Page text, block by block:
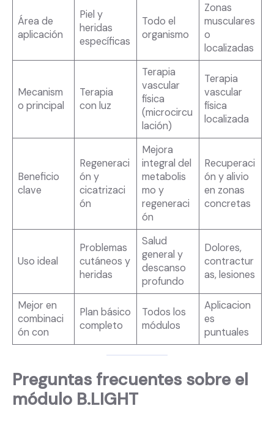
Área de
aplicación
Piel y
heridas
específicas
Todo el
organismo
Zonas
musculares
o
localizadas
Mecanism
o principal
Terapia
con luz
Terapia
vascular
física
(microcircu
lación)
Terapia
vascular
física
localizada
Beneficio
clave
Regeneraci
ón y
cicatrizaci
ón
Mejora
integral del
metabolis
mo y
regeneraci
ón
Recuperaci
ón y alivio
en zonas
concretas
Uso ideal
Problemas
cutáneos y
heridas
Salud
general y
descanso
profundo
Dolores,
contractur
as, lesiones
Mejor en
combinaci
ón con
Plan básico
completo
Todos los
módulos
Aplicacion
es
puntuales
Preguntas frecuentes sobre el
módulo B.LIGHT